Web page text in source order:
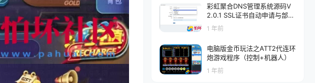
彩虹聚合DNS管理系统源码V
2.0.1 SSL证书自动申请与部署
程序
1 年前
电脑版金币玩法之ATT2代连环
炮游戏程序（控制+机器人）
1 年前